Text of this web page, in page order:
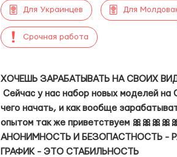
Для Украинцев Для
Срочная работа
ХОЧЕШЬ ЗАРАБАТЫВАТЬ НА СВОИХ
Сейчас у нас набор новых моделей на
чего начать, и как вообще
опытом так же приветствуем
АНОНИМНОСТЬ И БЕЗОПАСТНОСТЬ -
ГРАФИК - ЭТО СТАБИЛЬНОСТЬ